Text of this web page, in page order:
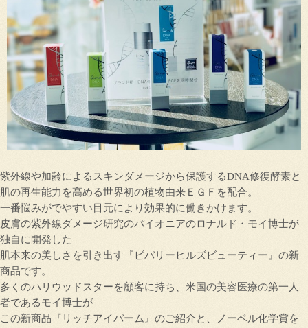
紫外線や加齢によるスキンダメージから保護するDNA修復酵素と
肌の再生能力を高める世界初の植物由来ＥＧＦを配合。
一番悩みがでやすい目元により効果的に働きかけます。
皮膚の紫外線ダメージ研究のパイオニアのロナルド・モイ博士が
独自に開発した
肌本来の美しさを引き出す『ビバリーヒルズビューティー』の新
商品です。
多くのハリウッドスターを顧客に持ち、米国の美容医療の第一人
者であるモイ博士が
この新商品『リッチアイバーム』のご紹介と、ノーベル化学賞を